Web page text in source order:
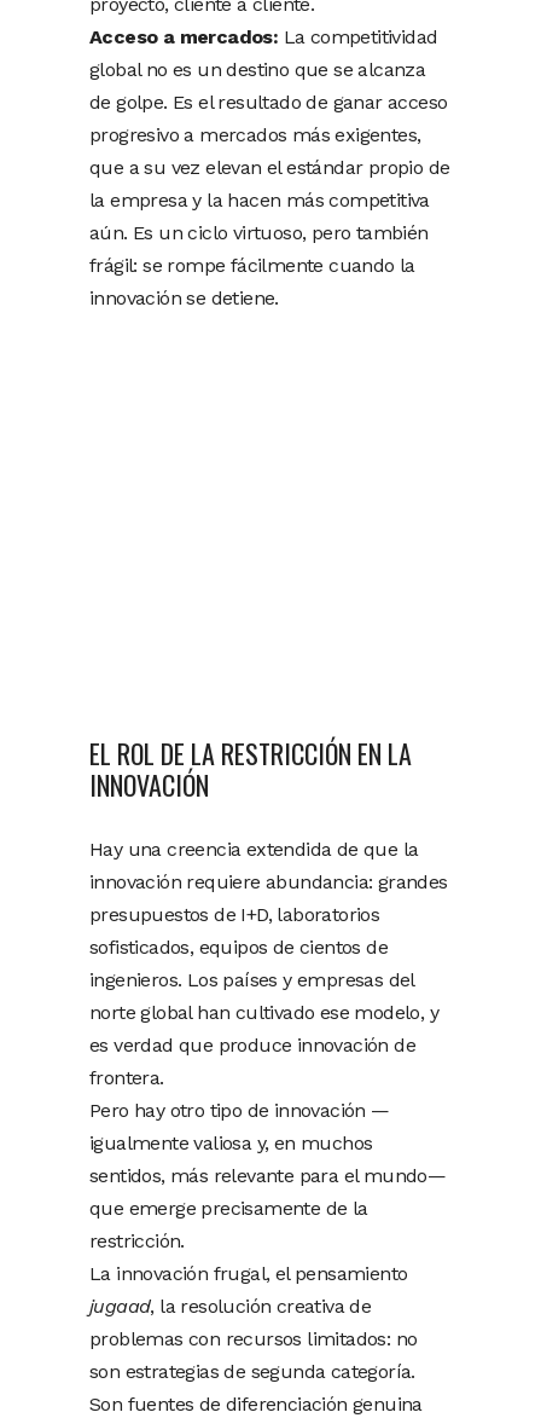
Acceso a mercados: La competitividad
global no es un destino que se alcanza
de golpe. Es el resultado de ganar acceso
progresivo a mercados más exigentes,
que a su vez elevan el estándar propio de
la empresa y la hacen más competitiva
aún. Es un ciclo virtuoso, pero también
frágil: se rompe fácilmente cuando la
innovación se detiene.
EL ROL DE LA RESTRICCIÓN EN LA
INNOVACIÓN
Hay una creencia extendida de que la
innovación requiere abundancia: grandes
presupuestos de I+D, laboratorios
sofisticados, equipos de cientos de
ingenieros. Los países y empresas del
norte global han cultivado ese modelo, y
es verdad que produce innovación de
frontera.
Pero hay otro tipo de innovación —
igualmente valiosa y, en muchos
sentidos, más relevante para el mundo—
que emerge precisamente de la
restricción.
La innovación frugal, el pensamiento
jugaad, la resolución creativa de
problemas con recursos limitados: no
son estrategias de segunda categoría.
Son fuentes de diferenciación genuina